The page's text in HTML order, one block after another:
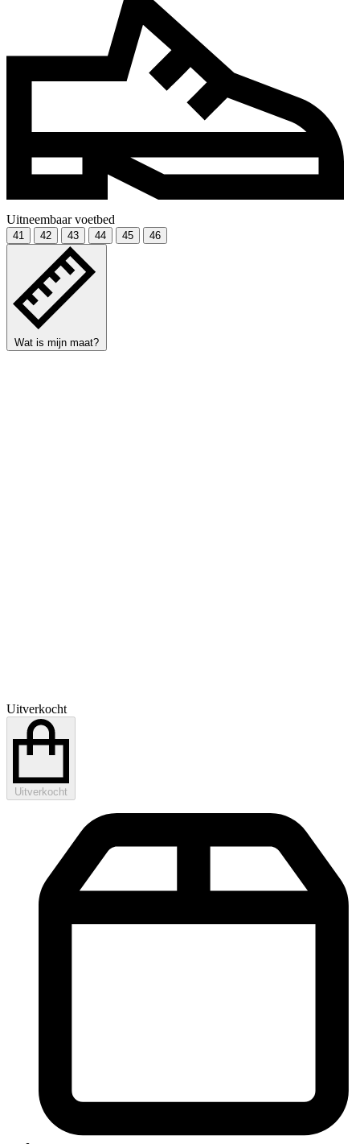
Uitneembaar voetbed
41 42 43 44 45 46
Wat is mijn maat?
Uitverkocht
Uitverkocht